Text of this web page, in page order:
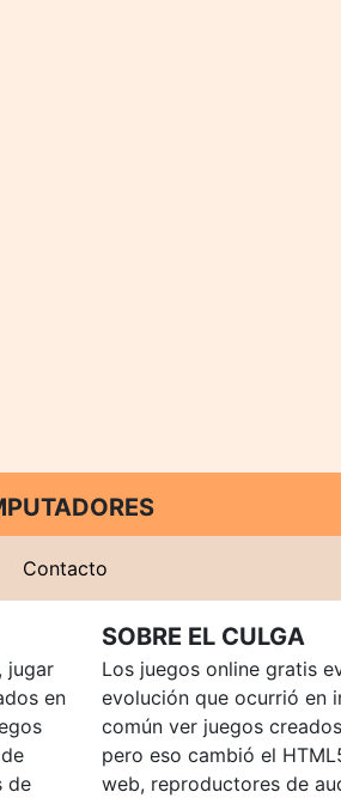
Contacto
jugar
en
de
SOBRE EL CULGA
Los juegos online gratis
evolución que ocurrió en
común ver juegos
pero eso cambió el
web, reproductores de